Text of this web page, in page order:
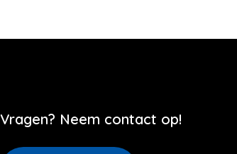
Vragen? Neem contact op!